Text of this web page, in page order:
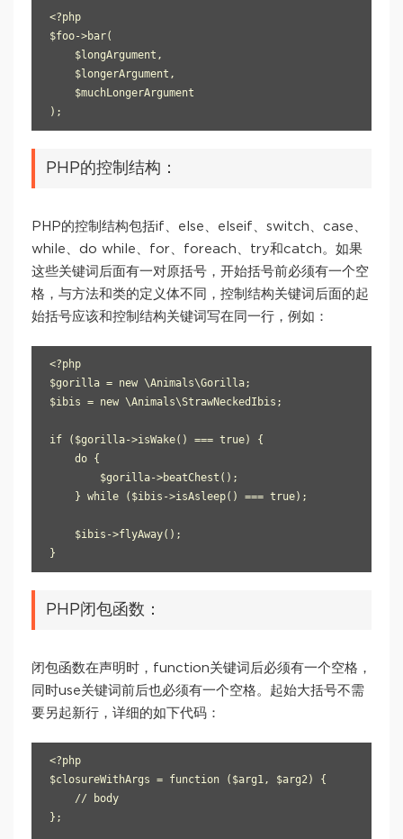
<?php
$foo->bar(
    $longArgument,
    $longerArgument,
    $muchLongerArgument
PHP的控制结构：
PHP的控制结构包括if、else、elseif、switch、case、
while、do while、for、foreach、try和catch。如果
这些关键词后面有一对原括号，开始括号前必须有一个空
格，与方法和类的定义体不同，控制结构关键词后面的起
始括号应该和控制结构关键词写在同一行，例如：
<?php
$gorilla = new \Animals\Gorilla;
$ibis = new \Animals\StrawNeckedIbis;
if ($gorilla->isWake() === true) {
    do {
        $gorilla->beatChest();
    } while ($ibis->isAsleep() === true);
    $ibis->flyAway();
PHP闭包函数：
闭包函数在声明时，function关键词后必须有一个空格，
同时use关键词前后也必须有一个空格。起始大括号不需
要另起新行，详细的如下代码：
<?php
$closureWithArgs = function ($arg1, $arg2) {
    // body
};